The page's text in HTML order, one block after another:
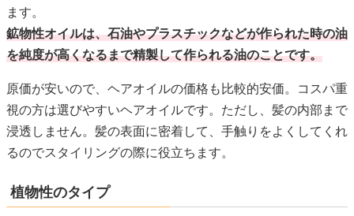
ます。
鉱物性オイルは、石油やプラスチックなどが作られた時の油
を純度が高くなるまで精製して作られる油のことです。
原価が安いので、ヘアオイルの価格も比較的安価。コスパ重
視の方は選びやすいヘアオイルです。ただし、髪の内部まで
浸透しません。髪の表面に密着して、手触りをよくしてくれ
るのでスタイリングの際に役立ちます。
植物性のタイプ